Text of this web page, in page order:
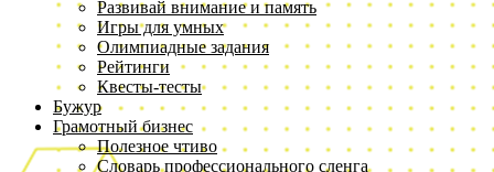
Развивай внимание и память
Игры для умных
Олимпиадные задания
Рейтинги
Квесты-тесты
Бужур
Грамотный бизнес
Полезное чтиво
Словарь профессионального сленга